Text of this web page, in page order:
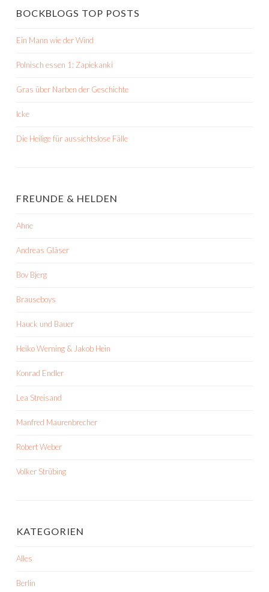
BOCKBLOGS TOP POSTS
Ein Mann wie der Wind
Polnisch essen 1: Zapiekanki
Gras über Narben der Geschichte
Icke
Die Heilige für aussichtslose Fälle
FREUNDE & HELDEN
Ahne
Andreas Gläser
Bov Bjerg
Brauseboys
Hauck und Bauer
Heiko Werning & Jakob Hein
Konrad Endler
Lea Streisand
Manfred Maurenbrecher
Robert Weber
Volker Strübing
KATEGORIEN
Alles
Berlin